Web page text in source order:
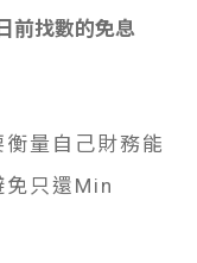
前找數的免息
量自己財務能
免只還Min